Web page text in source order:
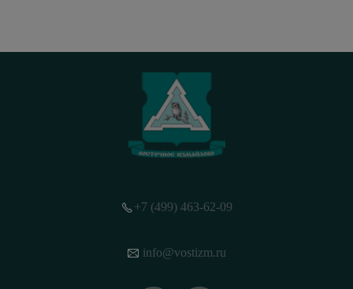
+7 (499) 463-62-09
info@vostizm.ru